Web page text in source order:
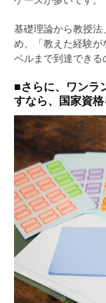
基礎理論から教授法
め、「教えた経験が
ベルまで到達できる
■さらに、ワンラ
すなら、国家資格